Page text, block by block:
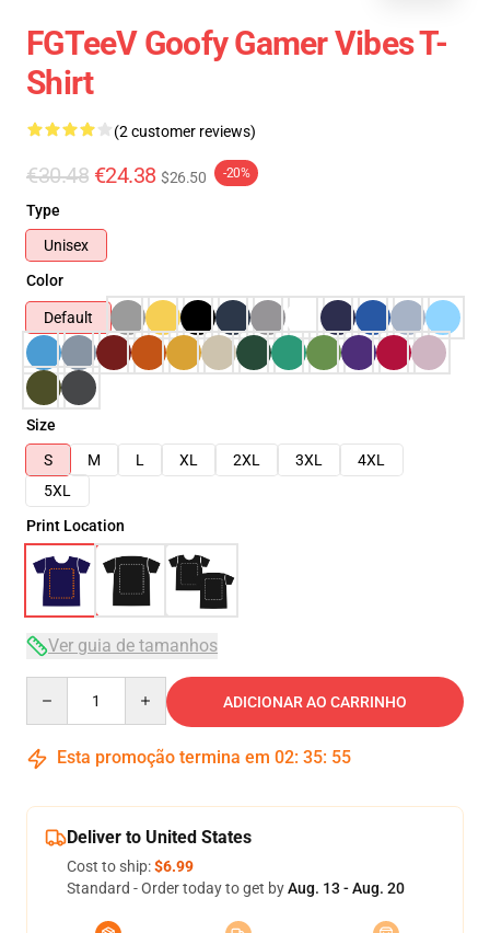
FGTeeV Goofy Gamer Vibes T-
Shirt
(2 customer reviews)
€30.48 €24.38 $26.50 -20%
Type
Unisex
Color
Default
Size
S
M L XL 2XL 3XL
4XL
5XL
Print Location
Ver guia de tamanhos
ADICIONAR AO CARRINHO
Esta promoção termina em 02: 35: 54
Deliver to United States
Cost to ship:$6.99
Standard - Order today to get byAug. 13 - Aug. 20